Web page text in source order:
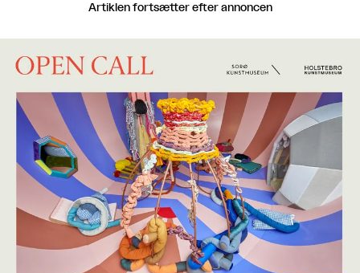
Artiklen fortsætter efter annoncen